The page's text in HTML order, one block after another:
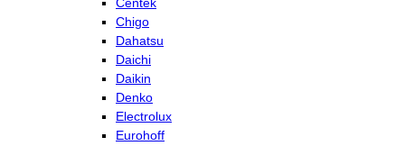
Centek
Chigo
Dahatsu
Daichi
Daikin
Denko
Electrolux
Eurohoff